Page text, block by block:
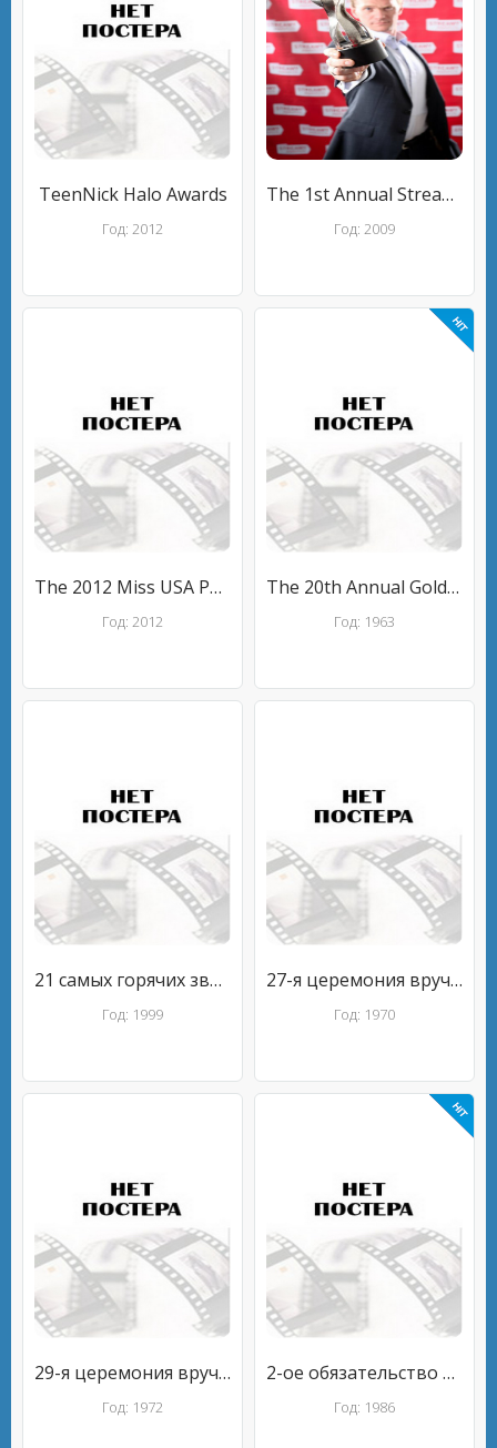
TeenNick Halo Awards
Год: 2012
The 1st Annual Streamy Awards
Год: 2009
The 2012 Miss USA Pageant
Год: 2012
The 20th Annual Golden Globes Awards
Год: 1963
21 самых горячих звёзд до 21
Год: 1999
27-я церемония вручения премии «Золотой глобус»
Год: 1970
29-я церемония вручения премии «Золотой глобус»
Год: 1972
2-ое обязательство перед жизнью. Проект в пользу больных синдромом приобретённого иммунодефицита
Год: 1986